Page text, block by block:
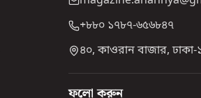
+৮৮০ ১৭৮৭-৬৫৬৮৪৭
৪০, কাওরান বাজার,
ফলো করুন